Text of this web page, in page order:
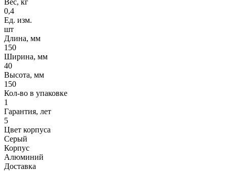
0,4
Ед. изм.
шт
Длина, мм
150
Ширина, мм
40
Высота, мм
150
Кол-во в упаковке
1
Гарантия, лет
5
Цвет корпуса
Серый
Корпус
Алюминий
Доставка